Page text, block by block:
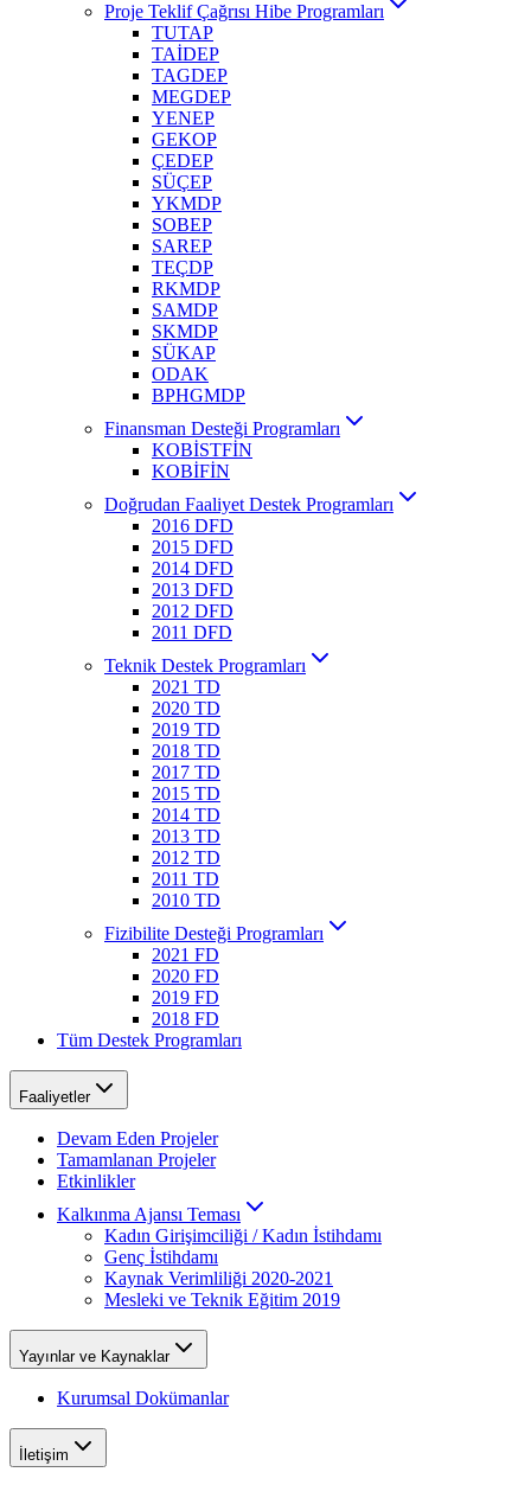
Proje Teklif Çağrısı Hibe Programları
TUTAP
TAİDEP
TAGDEP
MEGDEP
YENEP
GEKOP
ÇEDEP
SÜÇEP
YKMDP
SOBEP
SAREP
TEÇDP
RKMDP
SAMDP
SKMDP
SÜKAP
ODAK
BPHGMDP
Finansman Desteği Programları
KOBİSTFİN
KOBİFİN
Doğrudan Faaliyet Destek Programları
2016 DFD
2015 DFD
2014 DFD
2013 DFD
2012 DFD
2011 DFD
Teknik Destek Programları
2021 TD
2020 TD
2019 TD
2018 TD
2017 TD
2015 TD
2014 TD
2013 TD
2012 TD
2011 TD
2010 TD
Fizibilite Desteği Programları
2021 FD
2020 FD
2019 FD
2018 FD
Tüm Destek Programları
Faaliyetler
Devam Eden Projeler
Tamamlanan Projeler
Etkinlikler
Kalkınma Ajansı Teması
Kadın Girişimciliği / Kadın İstihdamı
Genç İstihdamı
Kaynak Verimliliği 2020-2021
Mesleki ve Teknik Eğitim 2019
Yayınlar ve Kaynaklar
Kurumsal Dokümanlar
İletişim